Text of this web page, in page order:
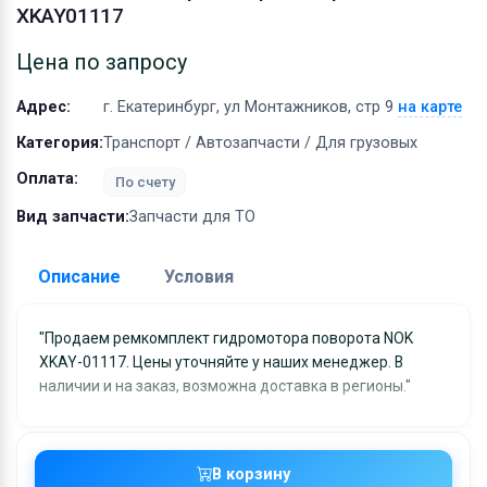
XKAY01117
В корзину
Цена по запросу
Адрес: г. Екатеринбург, ул Монтажников, стр 9 на карте
Категория:Транспорт / Автозапчасти / Для грузовых
Оплата:
По счету
Вид запчасти:Запчасти для ТО
Описание Условия
"Продаем ремкомплект гидромотора поворота NOK
XKAY-01117. Цены уточняйте у наших менеджер. В
наличии и на заказ, возможна доставка в регионы."
Доставка:
Адрес самовывоза: г. Екатеринбург, ул
Монтажников, стр 9
Отправка товара осуществляется в течение 2-х